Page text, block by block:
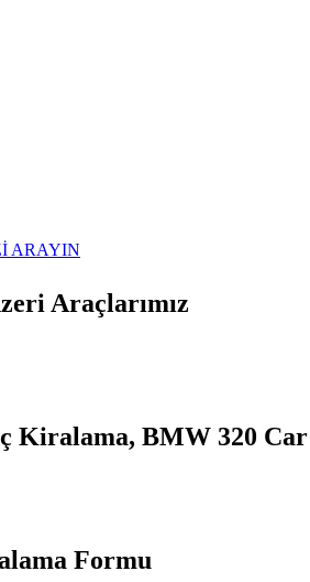
ARAYIN
Araçlarımız
Kiralama, BMW 320
Formu